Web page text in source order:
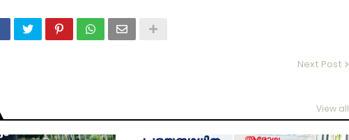
Next Post
View all